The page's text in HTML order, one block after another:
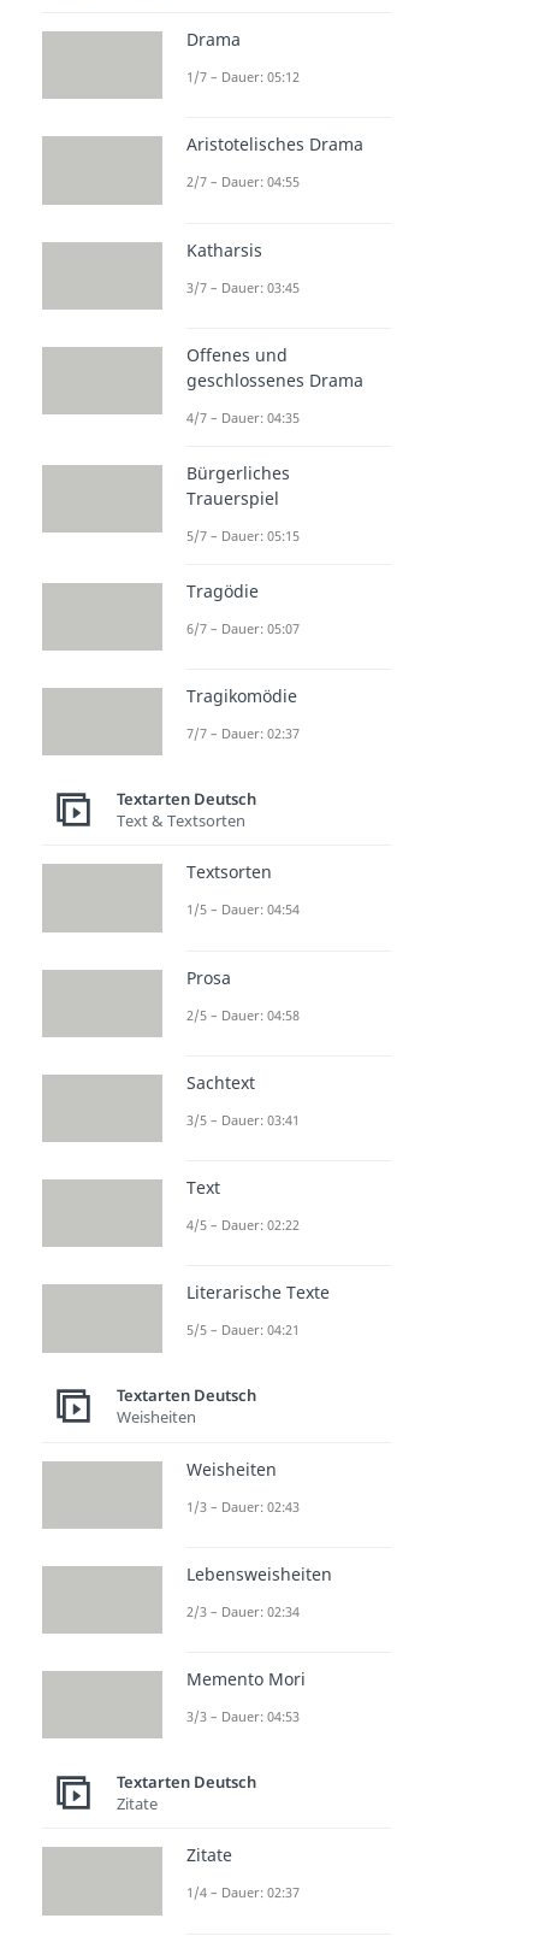
Drama
1/7 – Dauer: 05:12
Aristotelisches Drama
2/7 – Dauer: 04:55
Katharsis
3/7 – Dauer: 03:45
Offenes und
geschlossenes Drama
4/7 – Dauer: 04:35
Bürgerliches
Trauerspiel
5/7 – Dauer: 05:15
Tragödie
6/7 – Dauer: 05:07
Tragikomödie
7/7 – Dauer: 02:37
Textarten Deutsch
Text & Textsorten
Textsorten
1/5 – Dauer: 04:54
Prosa
2/5 – Dauer: 04:58
Sachtext
3/5 – Dauer: 03:41
Text
4/5 – Dauer: 02:22
Literarische Texte
5/5 – Dauer: 04:21
Textarten Deutsch
Weisheiten
Weisheiten
1/3 – Dauer: 02:43
Lebensweisheiten
2/3 – Dauer: 02:34
Memento Mori
3/3 – Dauer: 04:53
Textarten Deutsch
Zitate
Zitate
1/4 – Dauer: 02:37